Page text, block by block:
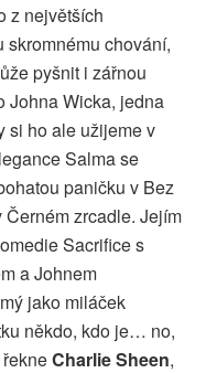
z největších
chování,
pyšnit i zářnou
Johna Wicka, jedna
si ho ale užijeme v
Salma se
paničku v Bez
zrcadle. Jejím
Sacrifice s
a Johnem
jako miláček
někdo, kdo je… no,
Charlie Sheen,